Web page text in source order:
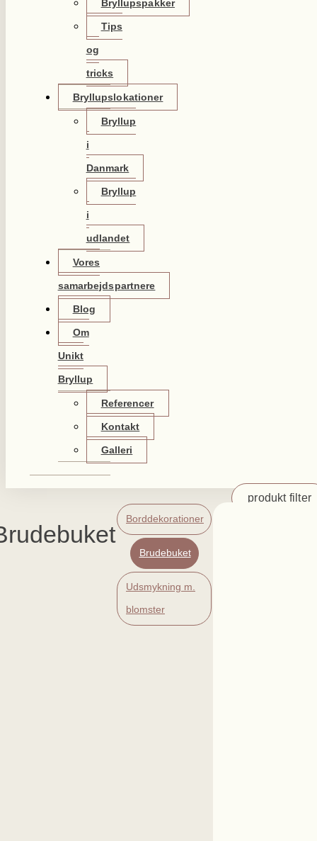
Bryllupspakker
Tips
og
tricks
Bryllupslokationer
Bryllup
i
Danmark
Bryllup
i
udlandet
Vores
samarbejdspartnere
Blog
Om
Unikt
Bryllup
Referencer
Kontakt
Galleri
produkt filter
Borddekorationer
Brudebuket
Udsmykning m.
blomster